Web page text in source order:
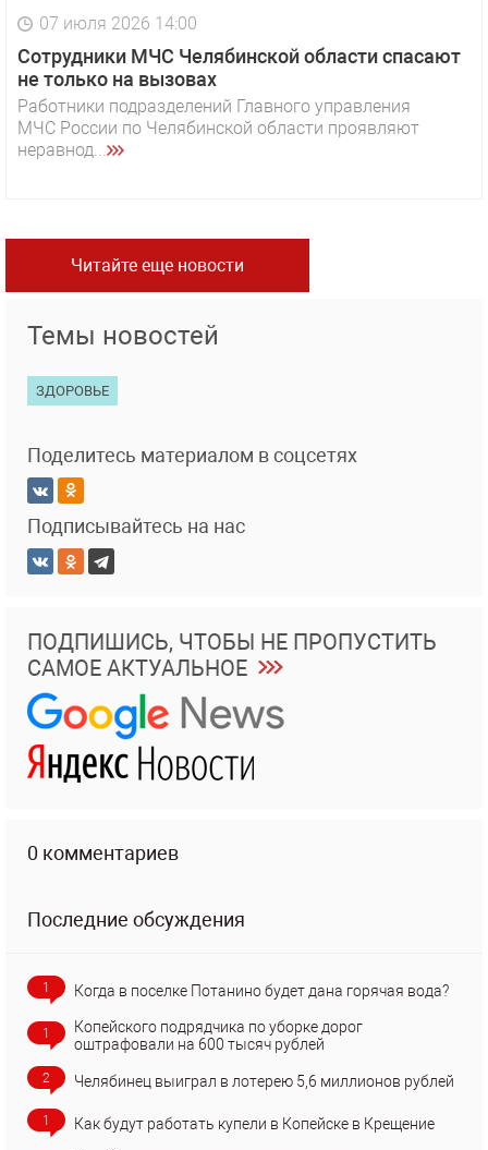
07 июля 2026 14:00
Сотрудники МЧС Челябинской области спасают
не только на вызовах
Работники подразделений Главного управления
МЧС России по Челябинской области проявляют
неравнод...
Читайте еще новости
Темы новостей
ЗДОРОВЬЕ
Поделитесь материалом в соцсетях
Подписывайтесь на нас
ПОДПИШИСЬ, ЧТОБЫ НЕ ПРОПУСТИТЬ
САМОЕ АКТУАЛЬНОЕ
0 комментариев
Последние обсуждения
1 Когда в поселке Потанино будет дана горячая вода?
1
Копейского подрядчика по уборке дорог
оштрафовали на 600 тысяч рублей
2 Челябинец выиграл в лотерею 5,6 миллионов рублей
1 Как будут работать купели в Копейске в Крещение